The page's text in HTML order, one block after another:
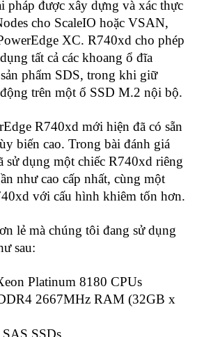
pháp được xây dựng và xác thực
cho ScaleIO hoặc VSAN,
XC. R740xd cho phép
tất cả các khoang ổ đĩa
phẩm SDS, trong khi giữ
trên một ổ SSD M.2 nội bộ.
R740xd mới hiện đã có sẵn
biến cao. Trong bài đánh giá
sử dụng một chiếc R740xd riêng
như cao cấp nhất, cùng một
với cấu hình khiêm tốn hơn.
lẻ mà chúng tôi đang sử dụng
sau:
Platinum 8180 CPUs
2667MHz RAM (32GB x
SSDs